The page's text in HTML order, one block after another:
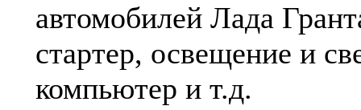
автомобилей Лада
стартер, освещение и
компьютер и т.д.